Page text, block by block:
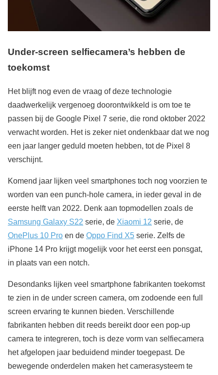
Under-screen selfiecamera’s hebben de
toekomst
Het blijft nog even de vraag of deze technologie
daadwerkelijk vergenoeg doorontwikkeld is om toe te
passen bij de Google Pixel 7 serie, die rond oktober 2022
verwacht worden. Het is zeker niet ondenkbaar dat we nog
een jaar langer geduld moeten hebben, tot de Pixel 8
verschijnt.
Komend jaar lijken veel smartphones toch nog voorzien te
worden van een punch-hole camera, in ieder geval in de
eerste helft van 2022. Denk aan topmodellen zoals de
Samsung Galaxy S22 serie, de Xiaomi 12 serie, de
OnePlus 10 Pro en de Oppo Find X5 serie. Zelfs de
iPhone 14 Pro krijgt mogelijk voor het eerst een ponsgat,
in plaats van een notch.
Desondanks lijken veel smartphone fabrikanten toekomst
te zien in de under screen camera, om zodoende een full
screen ervaring te kunnen bieden. Verschillende
fabrikanten hebben dit reeds bereikt door een pop-up
camera te integreren, toch is deze vorm van selfiecamera
het afgelopen jaar beduidend minder toegepast. De
bewegende onderdelen maken het camerasysteem te